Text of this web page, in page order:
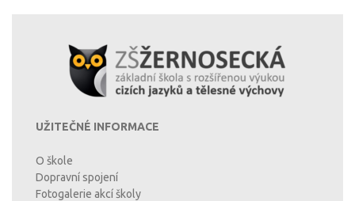
UŽITEČNÉ INFORMACE
O škole
Dopravní spojení
Fotogalerie akcí školy